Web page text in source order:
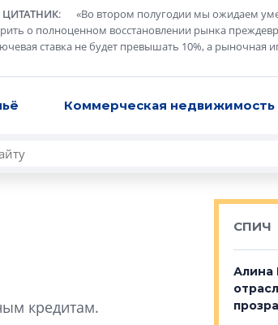
: «Во втором полугодии мы ожидаем
о полноценном восстановлении рынка
ставка не будет превышать 10%, а рыночная
Коммерческая недвижимость
кредитам.
СПИЧ
даже электромобиль»
Алина